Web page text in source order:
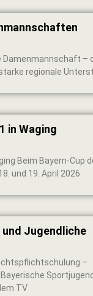
Damenmannschaft –
regionale
in Waging
Beim Bayern-Cup
und 19. April 2026
Jugendliche
–
TV